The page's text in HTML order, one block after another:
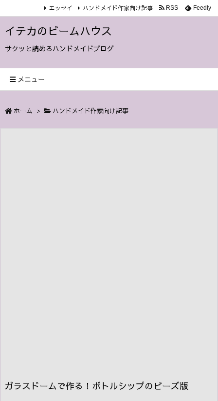
イテカのビームハウス
サクッと読めるハンドメイドブログ
メニュー
エッセイ ハンドメイド作家向け記事 RSS Feedly
ホーム > ハンドメイド作家向け記事
ガラスドームで作る！ボトルシップのビーズ版